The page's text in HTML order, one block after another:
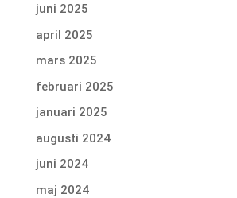
juni 2025
april 2025
mars 2025
februari 2025
januari 2025
augusti 2024
juni 2024
maj 2024